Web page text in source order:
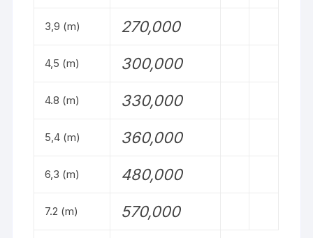
3,9 (m) 270,000
4,5 (m) 300,000
4.8 (m) 330,000
5,4 (m) 360,000
6,3 (m) 480,000
7.2 (m) 570,000